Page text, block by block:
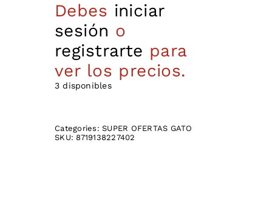
Debes iniciar
sesión o
registrarte para
ver los precios.
3 disponibles
Categories:SUPER OFERTAS GATO
SKU: 8719138227402